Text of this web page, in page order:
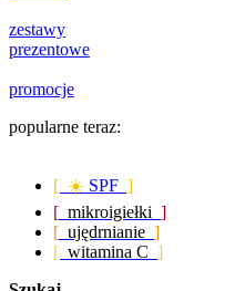
zestawy
prezentowe
promocje
popularne teraz:
[ ☀️ SPF ]
[ mikroigiełki ]
[ ujędrnianie ]
[ witamina C ]